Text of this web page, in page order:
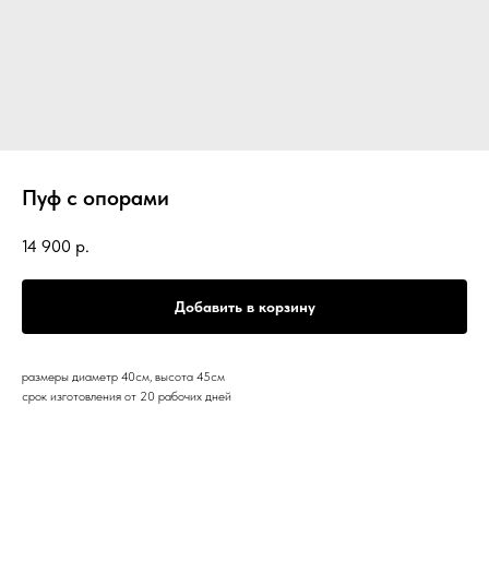
Пуф с опорами
14 900 р.
Добавить в корзину
размеры диаметр 40см, высота 45см
срок изготовления от 20 рабочих дней